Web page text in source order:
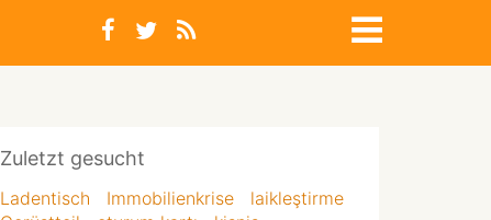
Zuletzt gesucht
Ladentisch Immobilienkrise
laikleştirme